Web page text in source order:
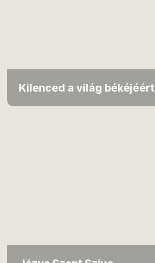
Kilenced a világ békéjéért